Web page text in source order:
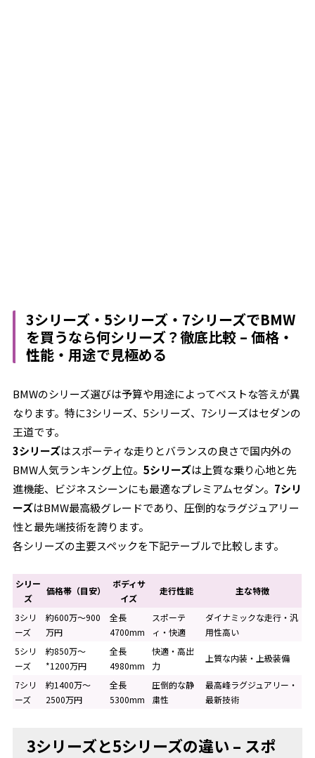
3シリーズ・5シリーズ・7シリーズでBMW
を買うなら何シリーズ？徹底比較 – 価格・
性能・用途で見極める
BMWのシリーズ選びは予算や用途によってベストな答えが異
なります。特に3シリーズ、5シリーズ、7シリーズはセダンの
王道です。
3シリーズはスポーティな走りとバランスの良さで国内外の
BMW人気ランキング上位。5シリーズは上質な乗り心地と先
進機能、ビジネスシーンにも最適なプレミアムセダン。 7シリ
ーズはBMW最高級グレードであり、圧倒的なラグジュアリー
性と最先端技術を誇ります。
各シリーズの主要スペックを下記テーブルで比較します。
シリー
ズ
価格帯（目安）
ボディサ
イズ
走行性能 主な特徴
3シリ
ーズ
約600万～900
万円
全長
4700mm
スポーテ
ィ・快適
ダイナミックな走行・汎
用性高い
5シリ
ーズ
約850万～
*1200万円
全長
4980mm
快適・高出
力
上質な内装・上級装備
7シリ
ーズ
約1400万～
2500万円
全長
5300mm
圧倒的な静
粛性
最高峰ラグジュアリー・
最新技術
3シリーズと5シリーズの違い – スポ